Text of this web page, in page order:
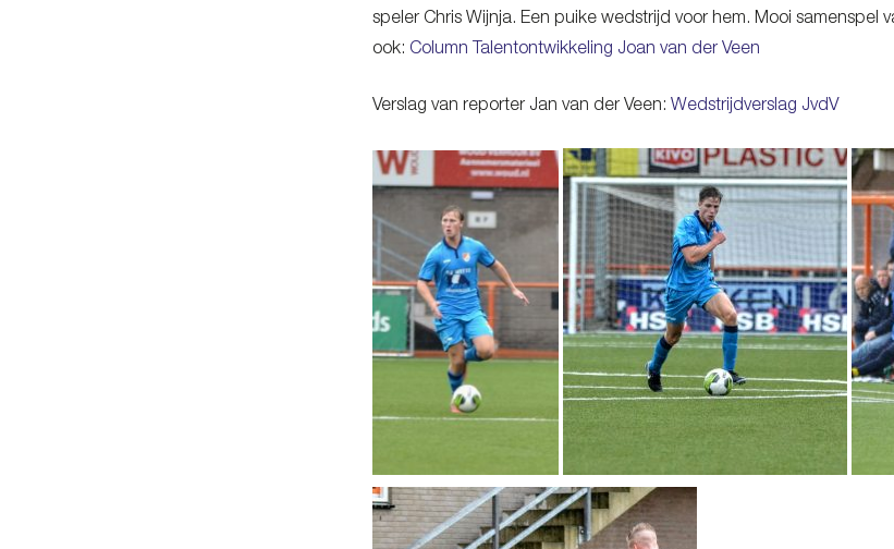
speler Chris Wijnja. Een puike wedstrijd voor hem. Mooi
ook: Column Talentontwikkeling Joan van der Veen
Verslag van reporter Jan van der Veen: Wedstrijdverslag JvdV